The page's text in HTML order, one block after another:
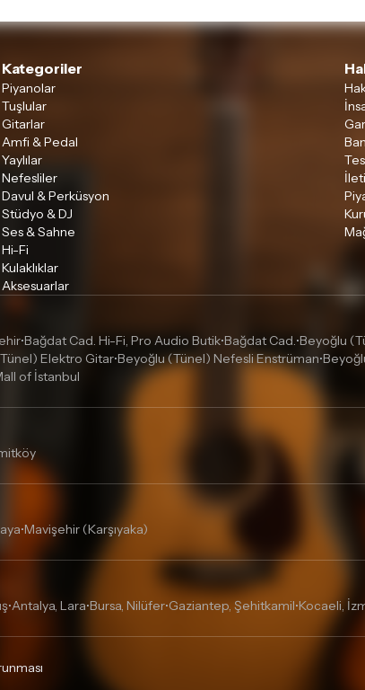
Kategoriler
Piyanolar
Tuşlular
Gitarlar
Amfi & Pedal
Yaylılar
Nefesliler
Davul & Perküsyon
Stüdyo & DJ
Ses & Sahne
Hi-Fi
Kulaklıklar
Aksesuarlar
•Bağdat Cad. Hi-Fi, Pro Audio Butik•Bağdat Cad.•Beyoğlu
Elektro Gitar•Beyoğlu (Tünel) Nefesli Enstrüman•
of İstanbul
•Mavişehir (Karşıyaka)
•Antalya, Lara•Bursa, Nilüfer•Gaziantep, Şehitkamil•Kocaeli,